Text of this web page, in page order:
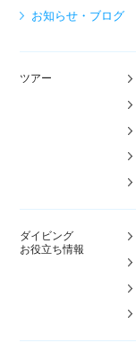
お知らせ・ブログ
ツアー
ダイビング
お役立ち情報